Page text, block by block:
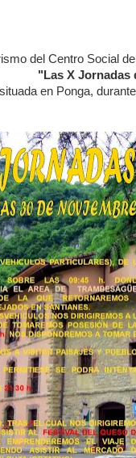
del Centro Social
"Las X Jornadas
en Ponga,